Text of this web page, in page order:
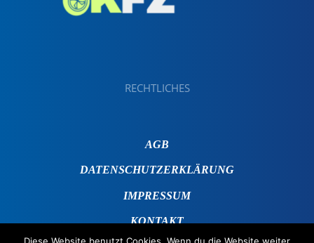
RECHTLICHES
AGB
DATENSCHUTZERKLÄRUNG
IMPRESSUM
KONTAKT